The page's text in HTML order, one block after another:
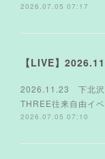
2026.07.05 07:17
2026.11.23 下北沢
THREE往来自由イ
2026.07.05 07:10